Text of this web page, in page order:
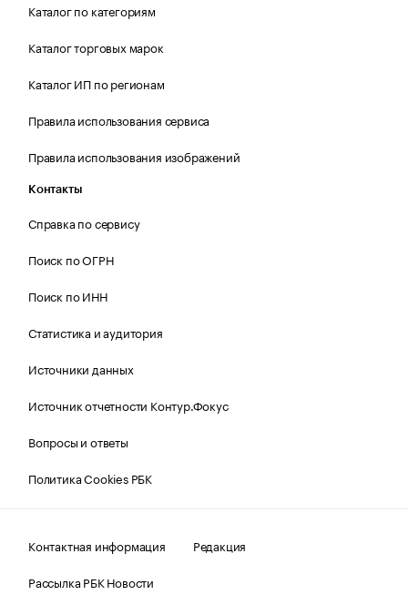
Каталог по категориям
Каталог торговых марок
Каталог ИП по регионам
Правила использования сервиса
Правила использования изображений
Контакты
Справка по сервису
Поиск по ОГРН
Поиск по ИНН
Статистика и аудитория
Источники данных
Источник отчетности Контур.Фокус
Вопросы и ответы
Политика Cookies РБК
Контактная информация
Редакция
Рассылка РБК Новости